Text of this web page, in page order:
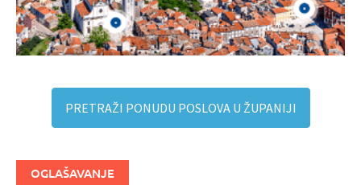
PRETRAŽI PONUDU POSLOVA U ŽUPANIJI
OGLAŠAVANJE